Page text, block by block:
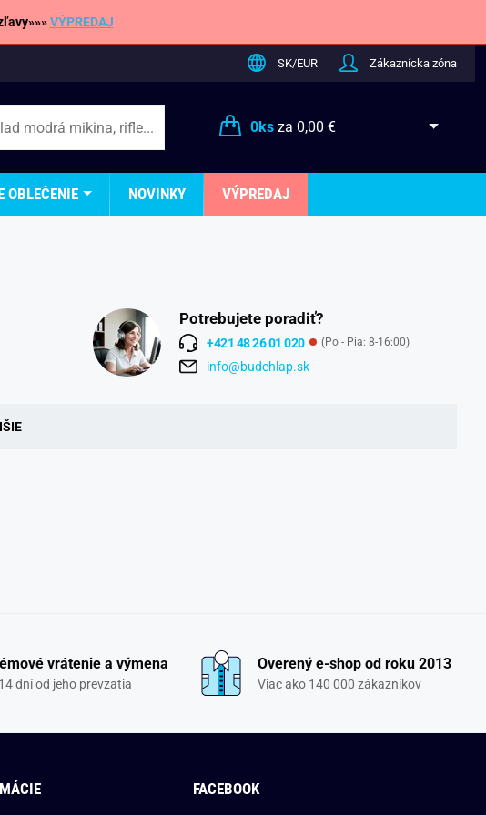
VÝPREDAJ
SK/EUR Zákaznícka zóna
0ksza 0,00 €
OBLEČENIE NOVINKY VÝPREDAJ
Potrebujete poradiť?
+421 48 26 01 020 (Po - Pia: 8-16:00)
info@budchlap.sk
vrátenie a výmena
dní od jeho prevzatia
Overený e-shop od roku 2013
Viac ako 140 000 zákazníkov
FACEBOOK